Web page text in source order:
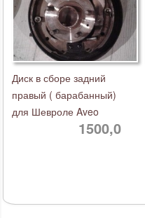
Диск в сборе задний
правый ( барабанный)
для Шевроле Aveo
1500,0